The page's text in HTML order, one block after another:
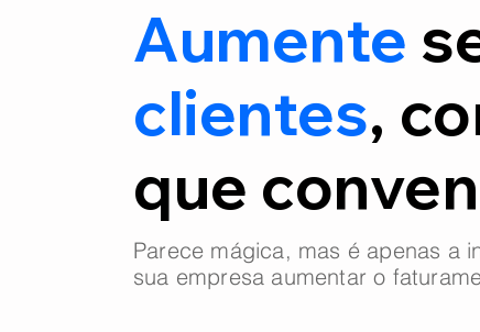
Aumente
clientes,
que
Parece mágica, mas é apenas a
sua empresa aumentar o